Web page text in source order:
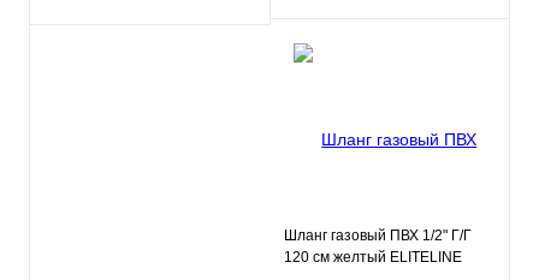
Шланг газовый ПВХ 1/2" Г/Г
120 см желтый ELITELINE